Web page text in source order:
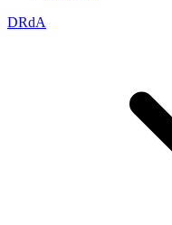
DRdA